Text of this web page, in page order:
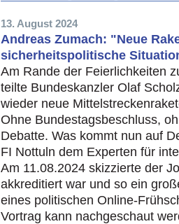
13. August 2024
Andreas Zumach: "Neue
sicherheitspolitische
Am Rande der Feierlichkeiten
teilte Bundeskanzler Olaf
wieder neue
Ohne Bundestagsbeschluss,
Debatte. Was kommt nun auf
FI Nottuln dem Experten für
Am 11.08.2024 skizzierte der
akkreditiert war und so ein
eines politischen Online-
Vortrag kann nachgeschaut